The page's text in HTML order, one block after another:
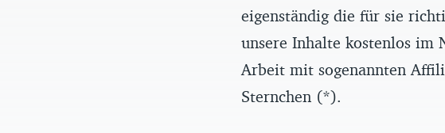
eigenständig die für sie
unsere Inhalte kostenlos im
Arbeit mit sogenannten
Sternchen (*).